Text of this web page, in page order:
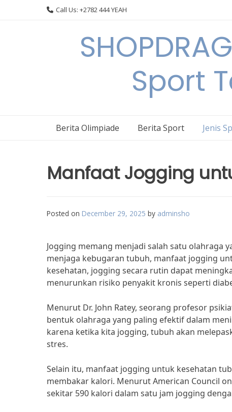
Call Us: +2782 444 YEAH
Sport
Berita Olimpiade Berita Sport Jenis
Manfaat Jogging
Posted on December 29, 2025 by adminsho
Jogging memang menjadi salah satu olahraga
menjaga kebugaran tubuh, manfaat jogging
kesehatan, jogging secara rutin dapat
menurunkan risiko penyakit kronis seperti
Menurut Dr. John Ratey, seorang profesor
bentuk olahraga yang paling efektif dalam
karena ketika kita jogging, tubuh akan
stres.
Selain itu, manfaat jogging untuk kesehatan
membakar kalori. Menurut American Council
sekitar 590 kalori dalam satu jam jogging